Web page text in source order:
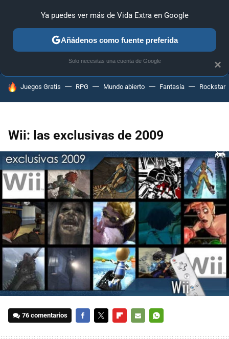
MENÚ NUEVO
GUÍAS Y TRUCOS PC SONY
HOY SE HABLA DE
Juegos Gratis RPG Mundo abierto Fantasía Rockstar
Wii: las exclusivas de 2009
76 comentarios
×
Ya puedes ver más de Vida Extra en Google
Añádenos como fuente preferida
Solo necesitas una cuenta de Google